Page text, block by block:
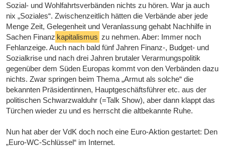
Sozial- und Wohlfahrtsverbänden nichts zu hören. War ja auch
nix „Soziales“. Zwischenzeitlich hätten die Verbände aber jede
Menge Zeit, Gelegenheit und Veranlassung gehabt Nachhilfe in
Sachen Finanz kapitalismus zu nehmen. Aber: Immer noch
Fehlanzeige. Auch nach bald fünf Jahren Finanz-, Budget- und
Sozialkrise und nach drei Jahren brutaler Verarmungspolitik
gegenüber dem Süden Europas kommt von den Verbänden dazu
nichts. Zwar springen beim Thema „Armut als solche“ die
bekannten Präsidentinnen, Hauptgeschäftsführer etc. aus der
politischen Schwarzwalduhr (=Talk Show), aber dann klappt das
Türchen wieder zu und es herrscht die altbekannte Ruhe.
Nun hat aber der VdK doch noch eine Euro-Aktion gestartet: Den
„Euro-WC-Schlüssel“ im Internet.